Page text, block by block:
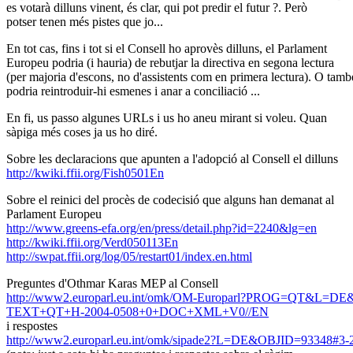
es votarà dilluns vinent, és clar, qui pot predir el futur ?. Però
potser tenen més pistes que jo...
En tot cas, fins i tot si el Consell ho aprovès dilluns, el Parlament
Europeu podria (i hauria) de rebutjar la directiva en segona lectura
(per majoria d'escons, no d'assistents com en primera lectura). O
podria reintroduir-hi esmenes i anar a conciliació ...
En fi, us passo algunes URLs i us ho aneu mirant si voleu. Quan
sàpiga més coses ja us ho diré.
Sobre les declaracions que apunten a l'adopció al Consell el dilluns
http://kwiki.ffii.org/Fish0501En
Sobre el reinici del procès de codecisió que alguns han demanat al
Parlament Europeu
http://www.greens-efa.org/en/press/detail.php?id=2240&lg=en
http://kwiki.ffii.org/Verd050113En
http://swpat.ffii.org/log/05/restart01/index.en.html
Preguntes d'Othmar Karas MEP al Consell
http://www2.europarl.eu.int/omk/OM-
TEXT+QT+H-2004-0508+0+DOC+XML+V0//EN
i respostes
http://www2.europarl.eu.int/omk/sipade2?L=DE&OBJID=93348#3-